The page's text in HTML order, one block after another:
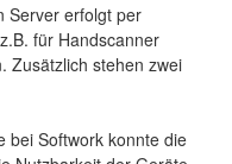
Server erfolgt per
für Handscanner
Zusätzlich stehen zwei
bei Softwork konnte die